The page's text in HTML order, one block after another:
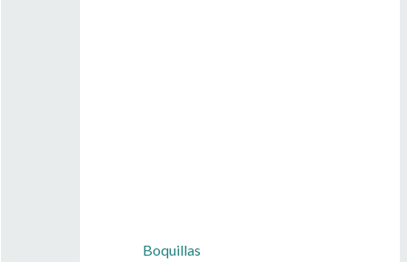
Boquillas